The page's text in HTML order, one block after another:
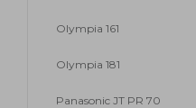
Olympia 161
Olympia 181
Panasonic JT PR 70